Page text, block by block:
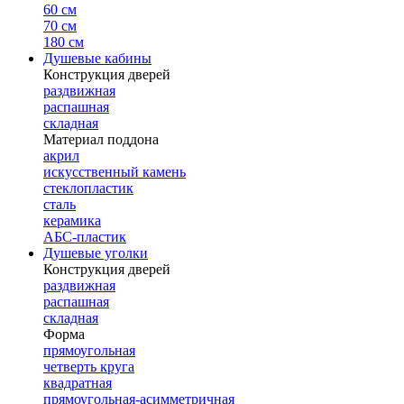
60 см
70 см
180 см
Душевые кабины
Конструкция дверей
раздвижная
распашная
складная
Материал поддона
акрил
искусственный камень
стеклопластик
сталь
керамика
АБС-пластик
Душевые уголки
Конструкция дверей
раздвижная
распашная
складная
Форма
прямоугольная
четверть круга
квадратная
прямоугольная-асимметричная